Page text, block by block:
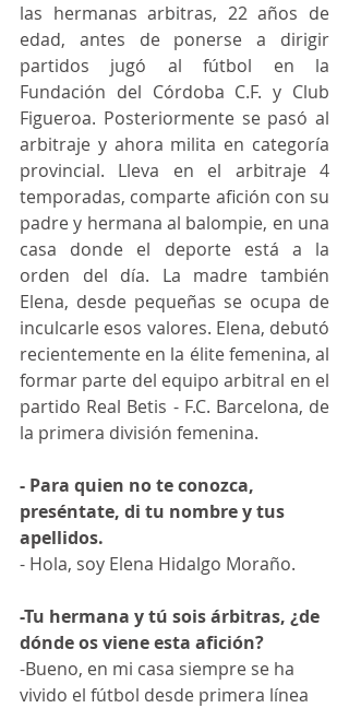
las hermanas arbitras, 22 años de
edad, antes de ponerse a dirigir
partidos jugó al fútbol en la
Fundación del Córdoba C.F. y Club
Figueroa. Posteriormente se pasó al
arbitraje y ahora milita en categoría
provincial. Lleva en el arbitraje 4
temporadas, comparte afición con su
padre y hermana al balompie, en una
casa donde el deporte está a la
orden del día. La madre también
Elena, desde pequeñas se ocupa de
inculcarle esos valores. Elena, debutó
recientemente en la élite femenina, al
formar parte del equipo arbitral en el
partido Real Betis - F.C. Barcelona, de
la primera división femenina.
- Para quien no te conozca,
preséntate, di tu nombre y tus
apellidos.
- Hola, soy Elena Hidalgo Moraño.
-Tu hermana y tú sois árbitras, ¿de
dónde os viene esta afición?
-Bueno, en mi casa siempre se ha
vivido el fútbol desde primera línea